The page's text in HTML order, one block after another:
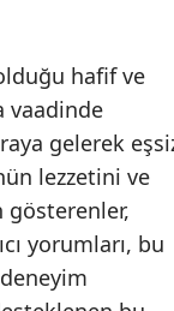
hafif ve
vaadinde
gelerek
lezzetini ve
gösterenler,
yorumları, bu